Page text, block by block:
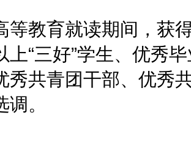
育就读期间，获得
上“三好”学生、优秀
秀共青团干部、优秀
。